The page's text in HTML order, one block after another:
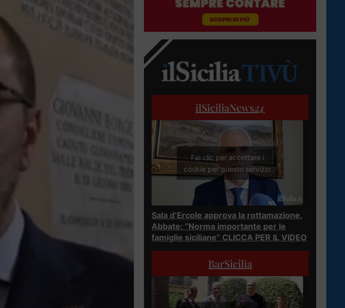
ilSiciliaNews24
Fai clic per accettare i
cookie per questo servizio
Sala d’Ercole approva la rottamazione,
Abbate: “Norma importante per le
famiglie siciliane” CLICCA PER IL VIDEO
BarSicilia